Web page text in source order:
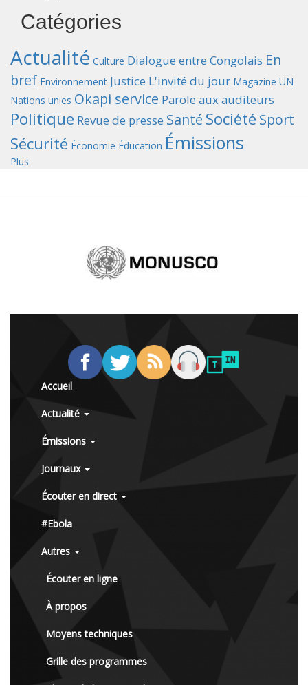
Catégories
Actualité Culture Dialogue entre Congolais En
bref Environnement Justice L'invité du jour Magazine UN
Nations unies Okapi service Parole aux auditeurs
Politique Revue de presse Santé Société Sport
Sécurité Économie Éducation Émissions
Plus
Accueil
Actualité
Émissions
Journaux
Écouter en direct
#Ebola
Autres
Écouter en ligne
À propos
Moyens techniques
Grille des programmes